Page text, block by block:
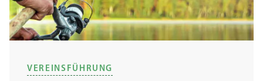
VEREINSFÜHRUNG